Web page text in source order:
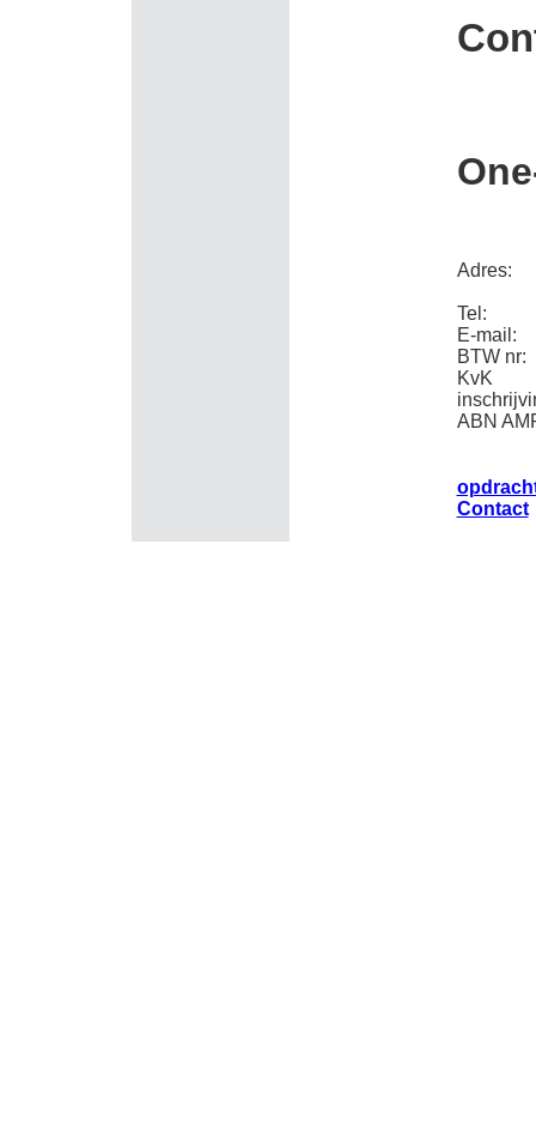
Adres:
Tel:
E-mail:
BTW nr:
KvK
ABN
Contact